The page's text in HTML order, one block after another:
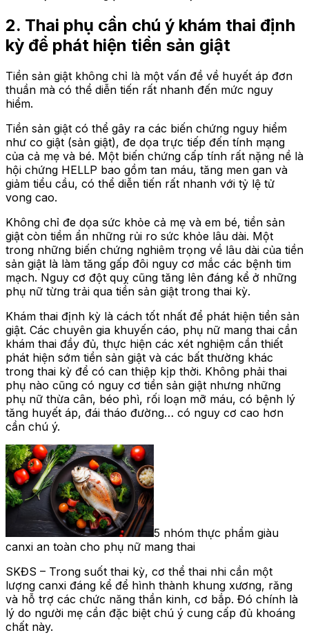
2. Thai phụ cần chú ý khám thai định
kỳ để phát hiện tiền sản giật
Tiền sản giật không chỉ là một vấn đề về huyết áp đơn
thuần mà có thể diễn tiến rất nhanh đến mức nguy
hiểm.
Tiền sản giật có thể gây ra các biến chứng nguy hiểm
như co giật (sản giật), đe dọa trực tiếp đến tính mạng
của cả mẹ và bé. Một biến chứng cấp tính rất nặng nề là
hội chứng HELLP bao gồm tan máu, tăng men gan và
giảm tiểu cầu, có thể diễn tiến rất nhanh với tỷ lệ tử
vong cao.
Không chỉ đe dọa sức khỏe cả mẹ và em bé, tiền sản
giật còn tiềm ẩn những rủi ro sức khỏe lâu dài. Một
trong những biến chứng nghiêm trọng về lâu dài của tiền
sản giật là làm tăng gấp đôi nguy cơ mắc các bệnh tim
mạch. Nguy cơ đột quỵ cũng tăng lên đáng kể ở những
phụ nữ từng trải qua tiền sản giật trong thai kỳ.
Khám thai định kỳ là cách tốt nhất để phát hiện tiền sản
giật. Các chuyên gia khuyến cáo, phụ nữ mang thai cần
khám thai đầy đủ, thực hiện các xét nghiệm cần thiết
phát hiện sớm tiền sản giật và các bất thường khác
trong thai kỳ để có can thiệp kịp thời. Không phải thai
phụ nào cũng có nguy cơ tiền sản giật nhưng những
phụ nữ thừa cân, béo phì, rối loạn mỡ máu, có bệnh lý
tăng huyết áp, đái tháo đường… có nguy cơ cao hơn
cần chú ý.
5 nhóm thực phẩm giàu
canxi an toàn cho phụ nữ mang thai
SKĐS – Trong suốt thai kỳ, cơ thể thai nhi cần một
lượng canxi đáng kể để hình thành khung xương, răng
và hỗ trợ các chức năng thần kinh, cơ bắp. Đó chính là
lý do người mẹ cần đặc biệt chú ý cung cấp đủ khoáng
chất này.